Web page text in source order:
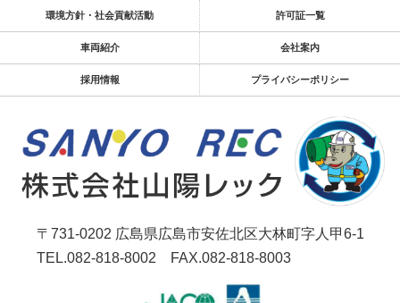
環境方針・社会貢献活動 許可証一覧
車両紹介 会社案内
採用情報 プライバシーポリシー
〒731-0202 広島県広島市安佐北区大林町字人甲6-1
TEL.082-818-8002 FAX.082-818-8003